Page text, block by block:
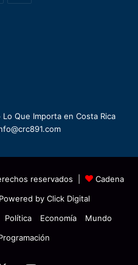
Que Importa en Costa Rica
reservados |
Cadena
by Click Digital
Política Economía
Mundo